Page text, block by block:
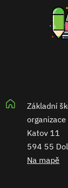
Základní
organizace
Katov 11
594 55
Na mapě